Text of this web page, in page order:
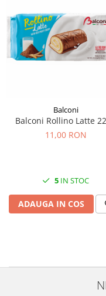
Balconi
Balconi Rollino Latte
11,00 RON
5 IN STOC
ADAUGA IN COS